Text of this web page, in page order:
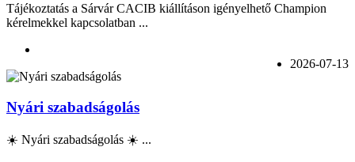
Tájékoztatás a Sárvár CACIB kiállításon igényelhető Champion
kérelmekkel kapcsolatban ...
2026-07-13
Nyári szabadságolás
☀️ Nyári szabadságolás ☀️ ...